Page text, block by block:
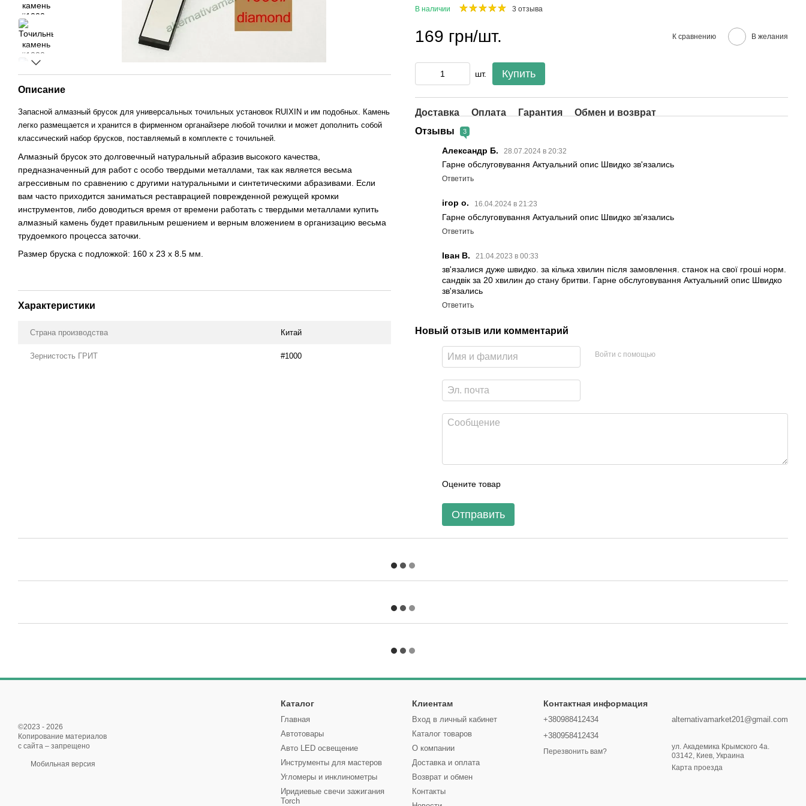
Описание
Запасной алмазный брусок для универсальных точильных установок RUIXIN и им подобных. Камень
легко размещается и хранится в фирменном органайзере любой точилки и может дополнить собой
классический набор брусков, поставляемый в комплекте с точильней.
Алмазный брусок это долговечный натуральный абразив высокого качества,
предназначенный для работ с особо твердыми металлами, так как является весьма
агрессивным по сравнению с другими натуральными и синтетическими абразивами. Если
вам часто приходится заниматься реставрацией поврежденной режущей кромки
инструментов, либо доводиться время от времени работать с твердыми металлами купить
алмазный камень будет правильным решением и верным вложением в организацию весьма
трудоемкого процесса заточки.
Размер бруска с подложкой: 160 х 23 х 8.5 мм.
Характеристики
Страна производства Китай
Зернистость ГРИТ #1000
В наличии 3 отзыва
169 грн/шт. К сравнению В желания
шт. Купить
Доставка Оплата Гарантия
Обмен и возврат
Отзывы
3
Александр Б. 28.07.2024 в 20:32
Гарне обслуговування Актуальний опис Швидко зв'язались
Ответить
ігор о. 16.04.2024 в 21:23
Гарне обслуговування Актуальний опис Швидко зв'язались
Ответить
Іван В. 21.04.2023 в 00:33
зв'язалися дуже швидко. за кілька хвилин після замовлення. станок на свої гроші норм.
сандвік за 20 хвилин до стану бритви. Гарне обслуговування Актуальний опис Швидко
зв'язались
Ответить
Новый отзыв или комментарий
Войти с помощью
Оцените товар
Отправить
©2023 - 2026
Копирование материалов
с сайта – запрещено
Мобильная версия
Каталог
Главная
Автотовары
Авто LED освещение
Инструменты для мастеров
Угломеры и инклинометры
Иридиевые свечи зажигания
Torch
Клиентам
Вход в личный кабинет
Каталог товаров
О компании
Доставка и оплата
Возврат и обмен
Контакты
Контактная информация
+380988412434
+380958412434
Перезвонить вам?
alternativamarket201@gmail.com
ул. Академика Крымского 4а.
03142, Киев, Украина
Карта проезда